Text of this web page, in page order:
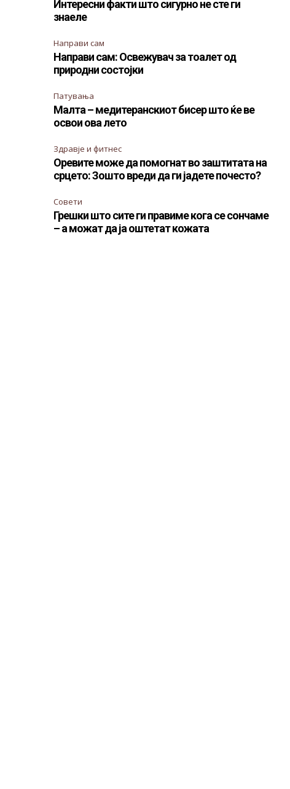
Интересни факти што сигурно не сте ги
знаеле
Направи сам
Направи сам: Освежувач за тоалет од
природни состојки
Патувања
Малта – медитеранскиот бисер што ќе ве
освои ова лето
Здравје и фитнес
Оревите може да помогнат во заштитата на
срцето: Зошто вреди да ги јадете почесто?
Совети
Грешки што сите ги правиме кога се сончаме
– а можат да ја оштетат кожата